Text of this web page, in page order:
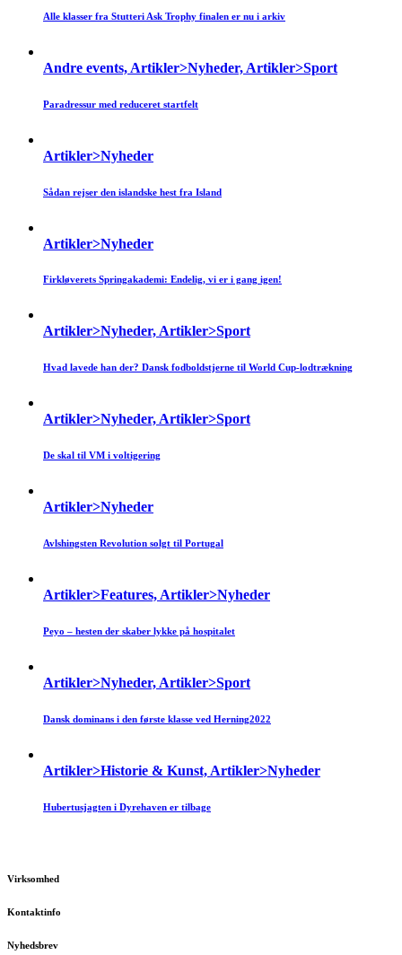
Alle klasser fra Stutteri Ask Trophy finalen er nu i arkiv
Andre events, Artikler>Nyheder, Artikler>Sport
Paradressur med reduceret startfelt
Artikler>Nyheder
Sådan rejser den islandske hest fra Island
Artikler>Nyheder
Firkløverets Springakademi: Endelig, vi er i gang igen!
Artikler>Nyheder, Artikler>Sport
Hvad lavede han der? Dansk fodboldstjerne til World Cup-lodtrækning
Artikler>Nyheder, Artikler>Sport
De skal til VM i voltigering
Artikler>Nyheder
Avlshingsten Revolution solgt til Portugal
Artikler>Features, Artikler>Nyheder
Peyo – hesten der skaber lykke på hospitalet
Artikler>Nyheder, Artikler>Sport
Dansk dominans i den første klasse ved Herning2022
Artikler>Historie & Kunst, Artikler>Nyheder
Hubertusjagten i Dyrehaven er tilbage
Virksomhed
Kontaktinfo
Nyhedsbrev